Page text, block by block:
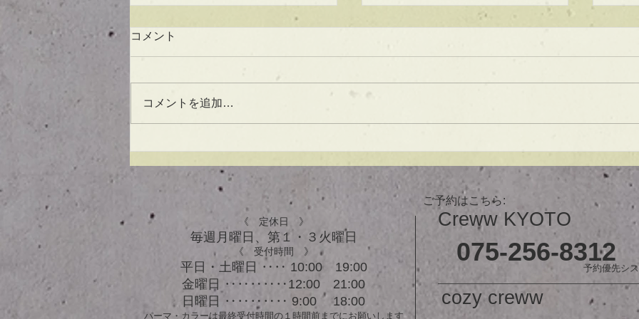
バスオイル★
★ラインボブ【ぱつっとボ
で貴方だけのまとまるボブを提供
較的ご予約に空きがあります。
メニューが決まらない方はご相談
クーポンをご活用下さいませ。...
ュ！
コメント
コメントを追加…
ご予約はこちら:
《 定休日 》
毎週月曜日、​第１・３火曜日
《 受付時間 》
平日・土曜日 ‥‥ 10:00 19:00
金曜日 ‥‥‥‥‥12:00 21:00
日曜日 ‥‥‥‥‥ 9:00 18:00
パーマ・カラーは最終受付時間の１時間前までにお願いします
予約優先シ
Creww KYOTO
075-256-8312
cozy creww